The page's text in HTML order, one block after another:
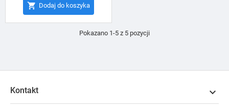
 Dodaj do koszyka
Pokazano 1-5 z 5 pozycji
Kontakt 